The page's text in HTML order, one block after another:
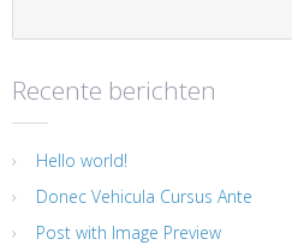
Recente berichten
Hello world!
Donec Vehicula Cursus Ante
Post with Image Preview